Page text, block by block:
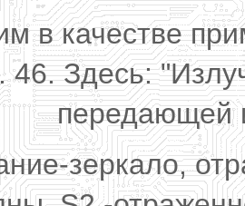
в качестве
46. Здесь:
передающей
зеркало,